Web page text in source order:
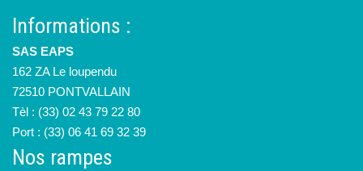
Informations :
SAS EAPS
162 ZA Le loupendu
72510 PONTVALLAIN
Tèl : (33) 02 43 79 22 80
Port : (33) 06 41 69 32 39
Nos rampes